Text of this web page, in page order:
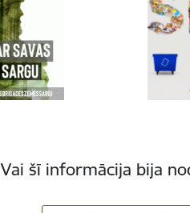
Vai šī informācija bija